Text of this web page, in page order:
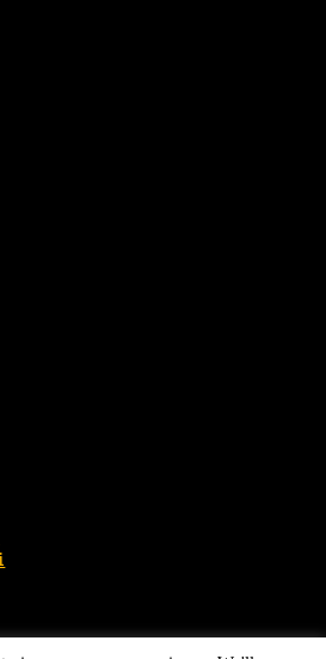
Massimo Brusasco . All Rights